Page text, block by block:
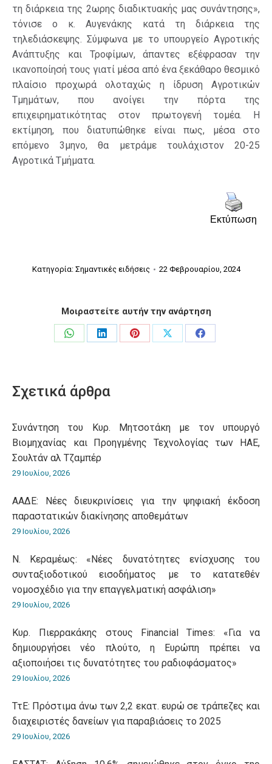
τη διάρκεια της 2ωρης διαδικτυακής μας συνάντησης»,
τόνισε ο κ. Αυγενάκης κατά τη διάρκεια της
τηλεδιάσκεψης. Σύμφωνα με το υπουργείο Αγροτικής
Ανάπτυξης και Τροφίμων, άπαντες εξέφρασαν την
ικανοποίησή τους γιατί μέσα από ένα ξεκάθαρο θεσμικό
πλαίσιο προχωρά ολοταχώς η ίδρυση Αγροτικών
Τμημάτων, που ανοίγει την πόρτα της
επιχειρηματικότητας στον πρωτογενή τομέα. Η
εκτίμηση, που διατυπώθηκε είναι πως, μέσα στο
επόμενο 3μηνο, θα μετράμε τουλάχιστον 20-25
Αγροτικά Τμήματα.
Εκτύπωση
Κατηγορία: Σημαντικές ειδήσεις 22 Φεβρουαρίου, 2024
Μοιραστείτε αυτήν την ανάρτηση
Share
Share
Share
Share
Share
Σχετικά άρθρα
Συνάντηση του Κυρ. Μητσοτάκη με τον υπουργό
Βιομηχανίας και Προηγμένης Τεχνολογίας των ΗΑΕ,
Σουλτάν αλ Τζαμπέρ
29 Ιουλίου, 2026
ΑΑΔΕ: Νέες διευκρινίσεις για την ψηφιακή έκδοση
παραστατικών διακίνησης αποθεμάτων
29 Ιουλίου, 2026
Ν. Κεραμέως: «Νέες δυνατότητες ενίσχυσης του
συνταξιοδοτικού εισοδήματος με το κατατεθέν
νομοσχέδιο για την επαγγελματική ασφάλιση»
29 Ιουλίου, 2026
Κυρ. Πιερρακάκης στους Financial Times: «Για να
δημιουργήσει νέο πλούτο, η Ευρώπη πρέπει να
αξιοποιήσει τις δυνατότητες του ραδιοφάσματος»
29 Ιουλίου, 2026
ΤτΕ: Πρόστιμα άνω των 2,2 εκατ. ευρώ σε τράπεζες και
διαχειριστές δανείων για παραβιάσεις το 2025
29 Ιουλίου, 2026